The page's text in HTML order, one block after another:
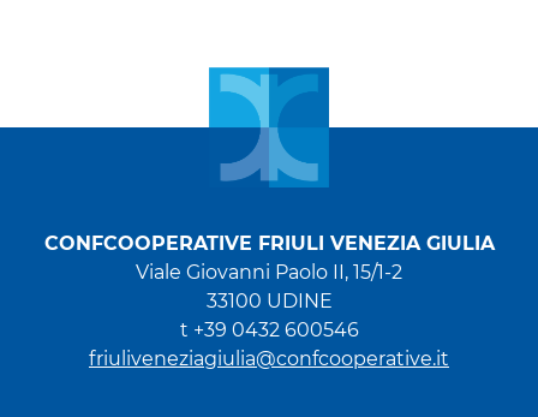
CONFCOOPERATIVE FRIULI VENEZIA GIULIA
Viale Giovanni Paolo II, 15/1-2
33100 UDINE
t +39 0432 600546
friuliveneziagiulia@confcooperative.it